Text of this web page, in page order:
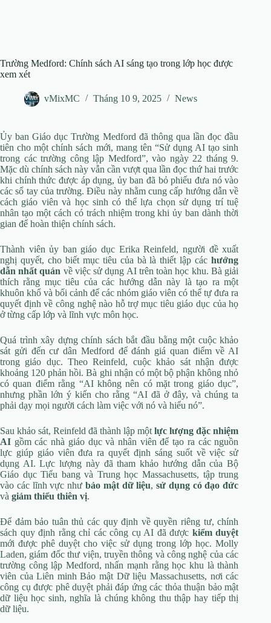
Trường Medford: Chính sách AI sáng tạo trong lớp học được
xem xét
vMixMC Tháng 10 9, 2025 News
Ủy ban Giáo dục Trường Medford đã thông qua lần đọc đầu
tiên cho một chính sách mới, mang tên “Sử dụng AI tạo sinh
trong các trường công lập Medford”, vào ngày 22 tháng 9.
Mặc dù chính sách này vẫn cần vượt qua lần đọc thứ hai trước
khi chính thức được áp dụng, ủy ban đã bỏ phiếu đưa nó vào
các sổ tay của trường. Điều này nhằm cung cấp hướng dẫn về
cách giáo viên và học sinh có thể lựa chọn sử dụng trí tuệ
nhân tạo một cách có trách nhiệm trong khi ủy ban dành thời
gian để hoàn thiện chính sách.
Thành viên ủy ban giáo dục Erika Reinfeld, người đề xuất
nghị quyết, cho biết mục tiêu của bà là thiết lập cáchướng
dẫn nhất quán về việc sử dụng AI trên toàn học khu. Bà giải
thích rằng mục tiêu của các hướng dẫn này là tạo ra một
khuôn khổ và bối cảnh để các nhóm giáo viên có thể tự đưa ra
quyết định về công nghệ nào hỗ trợ mục tiêu giáo dục của họ
ở từng cấp lớp và lĩnh vực môn học.
Quá trình xây dựng chính sách bắt đầu bằng một cuộc khảo
sát gửi đến cư dân Medford để đánh giá quan điểm về AI
trong giáo dục. Theo Reinfeld, cuộc khảo sát nhận được
khoảng 120 phản hồi. Bà ghi nhận có một bộ phận không nhỏ
có quan điểm rằng “AI không nên có mặt trong giáo dục”,
nhưng phần lớn ý kiến cho rằng “AI đã ở đây, và chúng ta
phải dạy mọi người cách làm việc với nó và hiểu nó”.
Sau khảo sát, Reinfeld đã thành lập mộtlực lượng đặc nhiệm
AI gồm các nhà giáo dục và nhân viên để tạo ra các nguồn
lực giúp giáo viên đưa ra quyết định sáng suốt về việc sử
dụng AI. Lực lượng này đã tham khảo hướng dẫn của Bộ
Giáo dục Tiểu bang và Trung học Massachusetts, tập trung
vào các lĩnh vực như bảo mật dữ liệu,sử dụng có đạo đức
và giảm thiểu thiên vị.
Để đảm bảo tuân thủ các quy định về quyền riêng tư, chính
sách quy định rằng chỉ các công cụ AI đã được kiểm duyệt
mới được phê duyệt cho việc sử dụng trong lớp học. Molly
Laden, giám đốc thư viện, truyền thông và công nghệ của các
trường công lập Medford, nhấn mạnh rằng học khu là thành
viên của Liên minh Bảo mật Dữ liệu Massachusetts, nơi các
công cụ được phê duyệt phải đáp ứng các thỏa thuận bảo mật
dữ liệu học sinh, nghĩa là chúng không thu thập hay tiếp thị
dữ liệu.